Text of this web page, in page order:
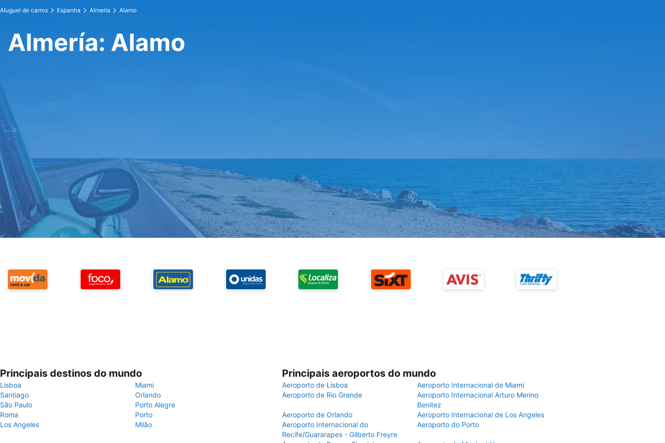
Aluguel de carros Espanha Almería Alamo
Almería: Alamo
Principais destinos do mundo
Lisboa
Miami
Santiago
Orlando
São Paulo
Porto Alegre
Roma
Porto
Los Angeles
Milão
Principais aeroportos do mundo
Aeroporto de Lisboa
Aeroporto Internacional de Miami
Aeroporto de Rio Grande
Aeroporto Internacional Arturo Merino
Benítez
Aeroporto de Orlando
Aeroporto Internacional de Los Angeles
Aeroporto Internacional do
Recife/Guararapes - Gilberto Freyre
Aeroporto do Porto